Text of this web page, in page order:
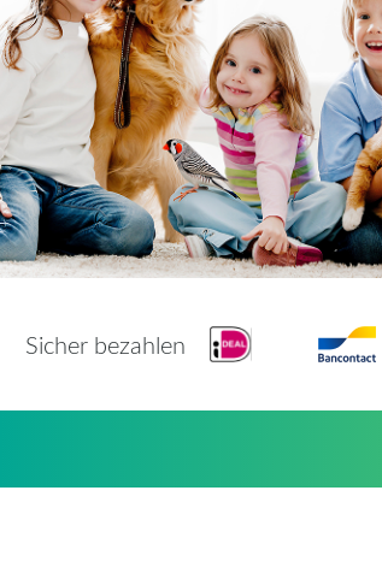
Sicher bezahlen